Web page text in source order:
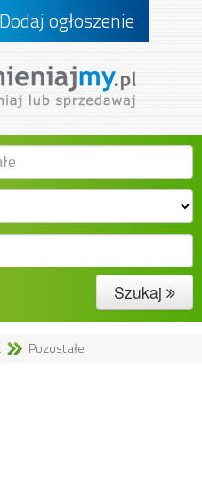
ogłoszenie
Szukaj
Pozostałe